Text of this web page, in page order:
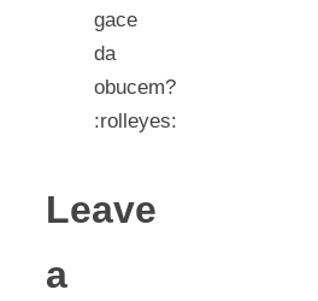
gace
da
obucem?
:rolleyes:
Leave
a